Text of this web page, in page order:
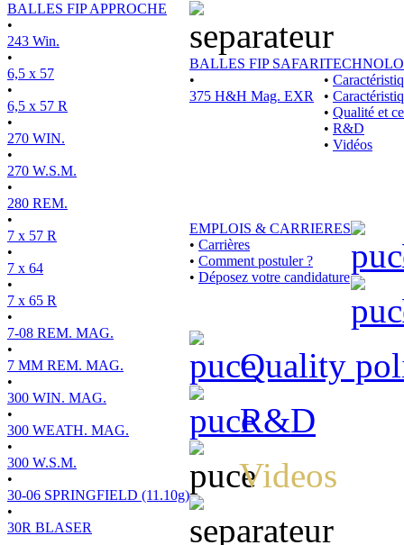
BALLES FIP APPROCHE
•
243 Win.
•
6,5 x 57
•
6,5 x 57 R
•
270 WIN.
•
270 W.S.M.
•
280 REM.
•
7 x 57 R
•
7 x 64
•
7 x 65 R
•
7-08 REM. MAG.
•
7 MM REM. MAG.
•
300 WIN. MAG.
•
300 WEATH. MAG.
•
300 W.S.M.
•
30-06 SPRINGFIELD (11.10g)
•
30R BLASER
BALLES FIP SAFARI
•
375 H&H Mag. EXR
•
•
• Qualité et
• R&D
• Vidéos
EMPLOIS & CARRIERES
• Carrières
• Comment postuler ?
• Déposez votre candidature
Quality
R&D
Videos